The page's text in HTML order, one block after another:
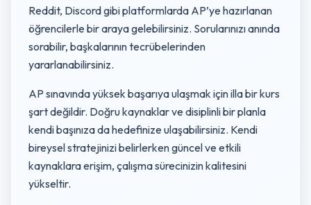
Reddit, Discord gibi platformlarda AP’ye hazırlanan
öğrencilerle bir araya gelebilirsiniz. Sorularınızı anında
sorabilir, başkalarının tecrübelerinden
yararlanabilirsiniz.
AP sınavında yüksek başarıya ulaşmak için illa bir kurs
şart değildir. Doğru kaynaklar ve disiplinli bir planla
kendi başınıza da hedefinize ulaşabilirsiniz. Kendi
bireysel stratejinizi belirlerken güncel ve etkili
kaynaklara erişim, çalışma sürecinizin kalitesini
yükseltir.